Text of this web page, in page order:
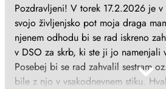
Pozdravljeni! V torek 17.2.2026 je v
svojo življenjsko pot moja draga
njenem odhodu bi se rad iskreno
v DSO za skrb, ki ste ji jo namenjali
Posebej bi se rad zahvalil sestram
bile z njo v vsakodnevnem stiku.